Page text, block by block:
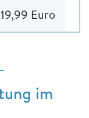
Euro
im